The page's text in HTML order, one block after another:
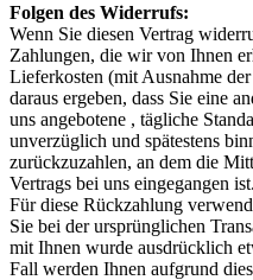
Folgen des Widerrufs:
Wenn Sie diesen Vertrag
Zahlungen, die wir von Ihnen
Lieferkosten (mit Ausnahme
daraus ergeben, dass Sie eine
uns angebotene , tägliche
unverzüglich und spätestens
zurückzuzahlen, an dem die
Vertrags bei uns eingegangen ist.
Für diese Rückzahlung
Sie bei der ursprünglichen
mit Ihnen wurde ausdrücklich
Fall werden Ihnen aufgrund